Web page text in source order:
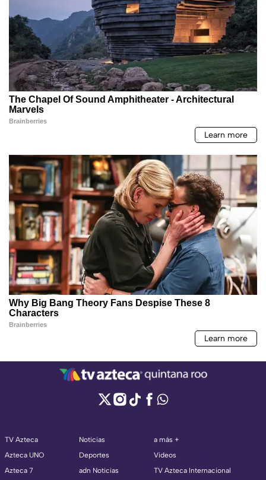
TV Azteca
Azteca UNO
Azteca 7
Noticias
Deportes
adn Noticias
a más +
Videos
TV Azteca Internacional